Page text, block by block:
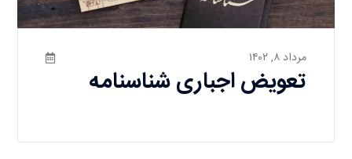
مرداد ۸, ۱۴۰۲
تعویض اجباری شناسنامه